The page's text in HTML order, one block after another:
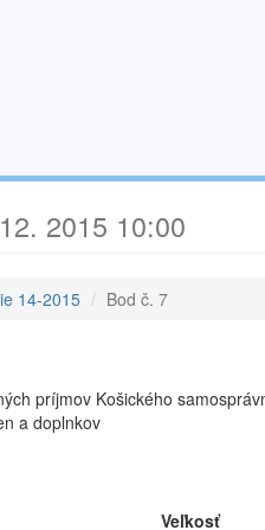
2015 10:00
14-2015 Bod č. 7
príjmov Košického
a doplnkov
Veľkosť